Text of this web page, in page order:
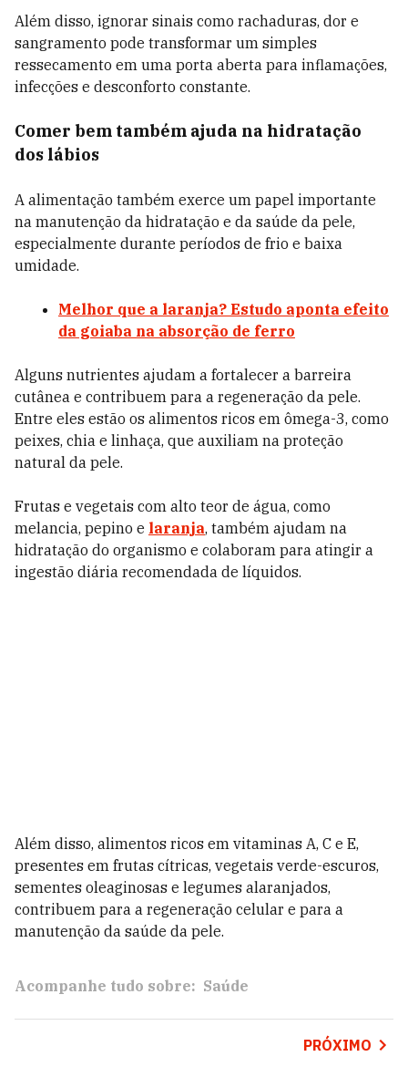
Além disso, ignorar sinais como rachaduras, dor e
sangramento pode transformar um simples
ressecamento em uma porta aberta para inflamações,
infecções e desconforto constante.
Comer bem também ajuda na hidratação
dos lábios
A alimentação também exerce um papel importante
na manutenção da hidratação e da saúde da pele,
especialmente durante períodos de frio e baixa
umidade.
Melhor que a laranja? Estudo aponta efeito
da goiaba na absorção de ferro
Alguns nutrientes ajudam a fortalecer a barreira
cutânea e contribuem para a regeneração da pele.
Entre eles estão os alimentos ricos em ômega-3, como
peixes, chia e linhaça, que auxiliam na proteção
natural da pele.
Frutas e vegetais com alto teor de água, como
melancia, pepino e laranja, também ajudam na
hidratação do organismo e colaboram para atingir a
ingestão diária recomendada de líquidos.
Além disso, alimentos ricos em vitaminas A, C e E,
presentes em frutas cítricas, vegetais verde-escuros,
sementes oleaginosas e legumes alaranjados,
contribuem para a regeneração celular e para a
manutenção da saúde da pele.
Acompanhe tudo sobre: Saúde
PRÓXIMO